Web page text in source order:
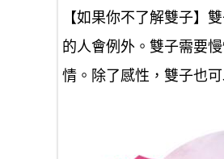
【如果你不了解雙子】
的人會例外。雙子需要
情。除了感性，雙子也